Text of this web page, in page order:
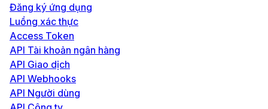
Đăng ký ứng dụng
Luồng xác thực
Access Token
API Tài khoản ngân hàng
API Giao dịch
API Webhooks
API Người dùng